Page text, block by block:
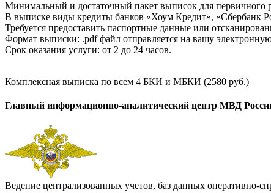
Минимальный и достаточный пакет выписок для первичного
В выписке виды кредиты банков «Хоум Кредит», «Сбербанк
Требуется предоставить паспортные данные или
Формат выписки: .pdf файл отправляется на вашу
Срок оказания услуги: от 2 до 24 часов.
Комплексная выписка по всем 4 БКИ и МБКИ (2580 руб.)
Главный информационно-аналитический центр МВД
Ведение централизованных учетов, баз данных оперативно-